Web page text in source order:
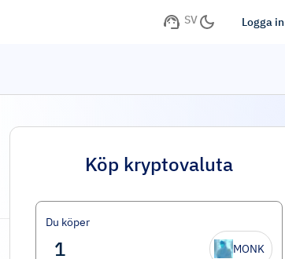
SV Logga in
Köp kryptovaluta
Du köper
MONK